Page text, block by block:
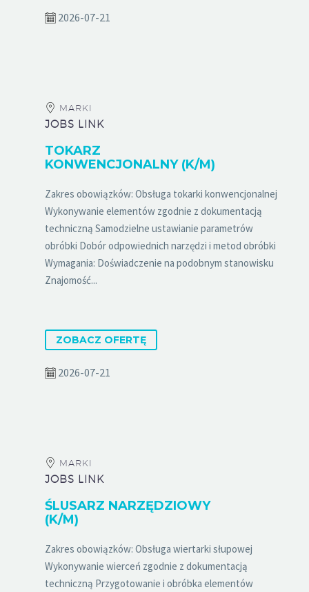
2026-07-21
MARKI
JOBS LINK
TOKARZ
KONWENCJONALNY (K/M)
Zakres obowiązków: Obsługa tokarki konwencjonalnej
Wykonywanie elementów zgodnie z dokumentacją
techniczną Samodzielne ustawianie parametrów
obróbki Dobór odpowiednich narzędzi i metod obróbki
Wymagania: Doświadczenie na podobnym stanowisku
Znajomość...
ZOBACZ OFERTĘ
2026-07-21
MARKI
JOBS LINK
ŚLUSARZ NARZĘDZIOWY
(K/M)
Zakres obowiązków: Obsługa wiertarki słupowej
Wykonywanie wierceń zgodnie z dokumentacją
techniczną Przygotowanie i obróbka elementów